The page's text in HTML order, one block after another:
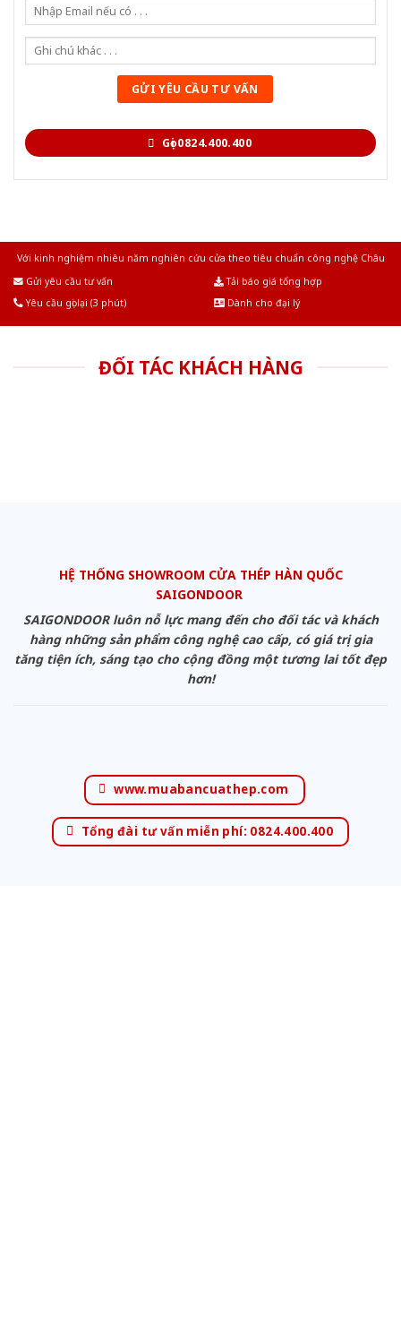
Gọi 0824.400.400
Với kinh nghiệm nhiêu năm nghiên cứu cửa theo tiêu chuẩn công nghệ Châu
Gửi yêu cầu tư vấn
Tải báo giá tổng hợp
Yêu cầu gọi lại (3 phút)
Dành cho đại lý
ĐỐI TÁC KHÁCH HÀNG
HỆ THỐNG SHOWROOM CỬA THÉP HÀN QUỐC
SAIGONDOOR
SAIGONDOOR luôn nỗ lực mang đến cho đối tác và khách
hàng những sản phẩm công nghệ cao cấp, có giá trị gia
tăng tiện ích, sáng tạo cho cộng đồng một tương lai tốt đẹp
hơn!
www.muabancuathep.com
Tổng đài tư vấn miễn phí: 0824.400.400